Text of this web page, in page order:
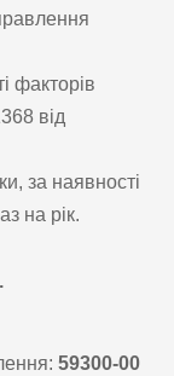
факторів
від
за наявності
на рік.
59300-00